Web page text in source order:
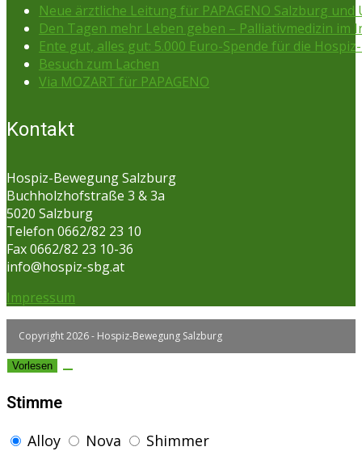
Neue ärztliche Leitung für PAPAGENO Salzburg und
Den Tagen mehr Leben geben – Palliativmedizin im
Ente gut, alles gut: 5.000 Euro-Spende für die
Besuch zum Lachen
Via MOZART für PAPAGENO
Kontakt
Hospiz-Bewegung Salzburg
Buchholzhofstraße 3 & 3a
5020 Salzburg
Telefon 0662/82 23 10
Fax 0662/82 23 10-36
info@hospiz-sbg.at
Impressum
Copyright 2026 - Hospiz-Bewegung Salzburg
Vorlesen
Stimme
Alloy
Nova Shimmer